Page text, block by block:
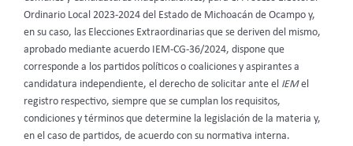
Ordinario Local 2023-2024 del Estado de Michoacán de Ocampo y,
en su caso, las Elecciones Extraordinarias que se deriven del mismo,
aprobado mediante acuerdo IEM-CG-36/2024, dispone que
corresponde a los partidos políticos o coaliciones y aspirantes a
candidatura independiente, el derecho de solicitar ante el IEMel
registro respectivo, siempre que se cumplan los requisitos,
condiciones y términos que determine la legislación de la materia y,
en el caso de partidos, de acuerdo con su normativa interna.